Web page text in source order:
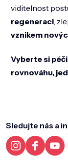
viditelnost
regeneraci ,
vznikem
Vyberte si
rovnováhu,
Sledujte nás a